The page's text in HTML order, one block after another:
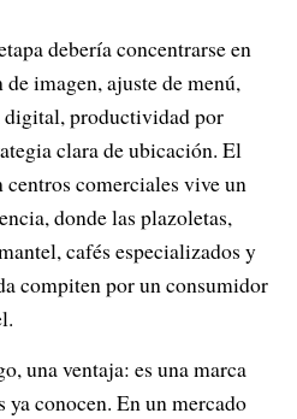
debería concentrarse en
imagen, ajuste de menú,
productividad por
clara de ubicación. El
comerciales vive un
donde las plazoletas,
cafés especializados y
compiten por un consumidor
una ventaja: es una marca
conocen. En un mercado